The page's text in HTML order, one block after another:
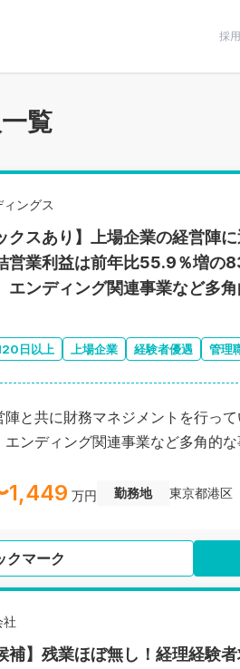
採
覧
ングス
クスあり】上場企業の経営陣
営業利益は前年比55.9％増の
エンディング関連事業など多
日以上 上場企業 経験者優遇 管理
と共に財務マネジメントを行っ
ンディング関連事業など多角的
1,449 万円 勤務地 東京都港区
クマーク
社
補】残業ほぼ無し！経理経験